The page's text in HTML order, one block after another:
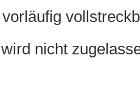
nicht